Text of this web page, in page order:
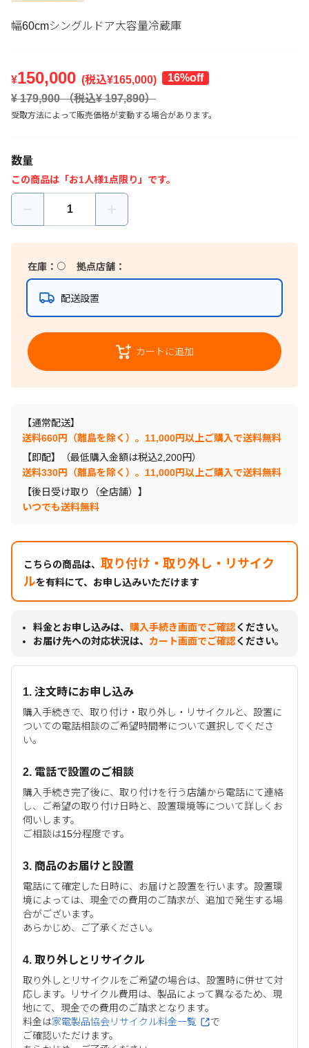
幅60cmシングルドア大容量冷蔵庫
¥150,000 (税込¥165,000)
16%off
¥ 179,900（税込¥197,890）
受取方法によって販売価格が変動する場合があります。
数量
この商品は「お1人様1点限り」です。
在庫： 〇 拠点店舗：
配送設置
カートに追加
【通常配送】
送料660円（離島を除く）。11,000円以上ご購入で送料無料
【即配】（最低購入金額は税込2,200円）
送料330円（離島を除く）。11,000円以上ご購入で送料無料
【後日受け取り（全店舗）】
いつでも送料無料
こちらの商品は、 取り付け・取り外し・リサイク
ルを有料にて、お申し込みいただけます
料金とお申し込みは、 購入手続き画面でご確認ください。
お届け先への対応状況は、 カート画面でご確認ください。
1. 注文時にお申し込み
購入手続きで、取り付け・取り外し・リサイクルと、設置に
ついての電話相談のご希望時間帯について選択してくださ
い。
2. 電話で設置のご相談
購入手続き完了後に、取り付けを行う店舗から電話にて連絡
し、ご希望の取り付け日時と、設置環境等について詳しくお
伺いします。
ご相談は15分程度です。
3. 商品のお届けと設置
電話にて確定した日時に、お届けと設置を行います。設置環
境によっては、現金での費用のご請求が、追加で発生する場
合がございます。
あらかじめ、ご了承ください。
4. 取り外しとリサイクル
取り外しとリサイクルをご希望の場合は、設置時に併せて対
応します。リサイクル費用は、製品によって異なるため、現
地にて、現金での費用のご請求となります。
料金は家電製品協会リサイクル料金一覧
で
ご確認いただけます。